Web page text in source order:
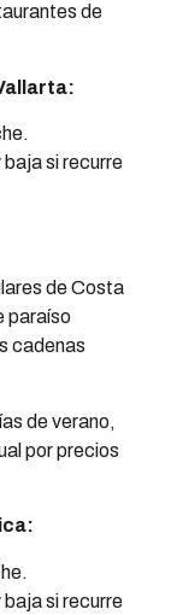
de
baja si recurre
de Costa
paraíso
cadenas
de verano,
por precios
baja si recurre